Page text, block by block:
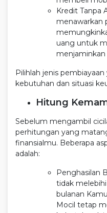
Kredit Tanpa
menawarkan
uang untuk
menjaminkan
Pilihlah jenis
kebutuhan dan situasi
Hitung
Sebelum mengambil
perhitungan yang
finansialmu. Beberapa
adalah:
Penghasilan
tidak
bulanan
Mocil tetap